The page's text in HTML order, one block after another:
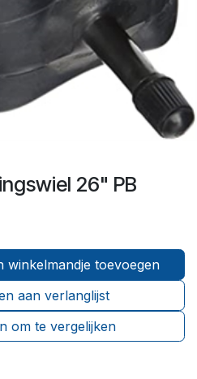
26" PB
winkelmandje toevoegen
om te vergelijken
aan verlanglijst